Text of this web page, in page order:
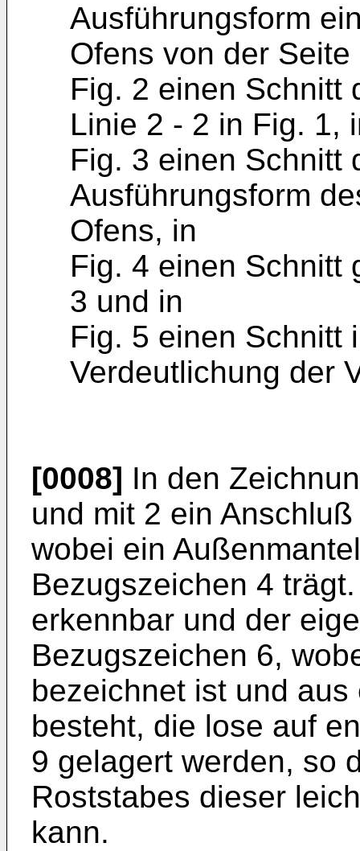
Ausführungsform
Ofens von der
Fig. 2 einen Schnitt
Linie 2 - 2 in Fig. 1,
Fig. 3 einen Schnitt
Ausführungsform
Ofens, in
Fig. 4 einen Schnitt
3 und in
Fig. 5 einen Schnitt
Verdeutlichung der
[0008] In den
und mit 2 ein
wobei ein
Bezugszeichen 4
erkennbar und der
Bezugszeichen 6,
bezeichnet ist und
besteht, die lose auf
9 gelagert werden, so
Roststabes dieser
kann.